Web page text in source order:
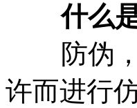
什么
防伪，
许而进行